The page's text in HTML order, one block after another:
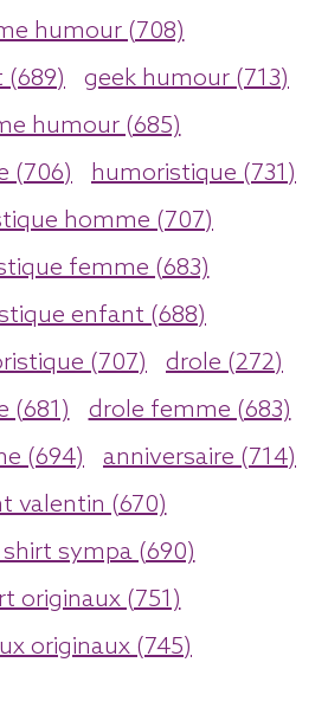
humour (708)
geek humour (713)
humour (685)
(706)
humoristique (731)
homme (707)
femme (683)
enfant (688)
(707)
drole (272)
(681)
drole femme (683)
(694)
anniversaire (714)
valentin (670)
sympa (690)
originaux (751)
originaux (745)